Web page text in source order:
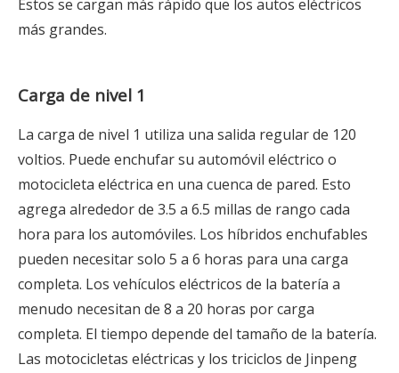
Estos se cargan más rápido que los autos eléctricos
más grandes.
Carga de nivel 1
La carga de nivel 1 utiliza una salida regular de 120
voltios. Puede enchufar su automóvil eléctrico o
motocicleta eléctrica en una cuenca de pared. Esto
agrega alrededor de 3.5 a 6.5 millas de rango cada
hora para los automóviles. Los híbridos enchufables
pueden necesitar solo 5 a 6 horas para una carga
completa. Los vehículos eléctricos de la batería a
menudo necesitan de 8 a 20 horas por carga
completa. El tiempo depende del tamaño de la batería.
Las motocicletas eléctricas y los triciclos de Jinpeng